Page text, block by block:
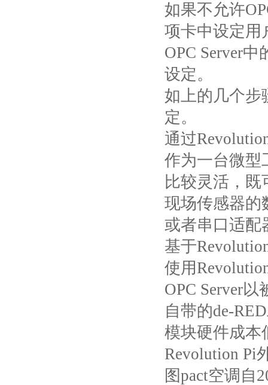
如果不允许
项卡中设定用
OPC Server中
设定。
如上的几个步
定。
通过
作为一台微型
比较灵活，
现场传感器的
或者串口适配
基于
使用
OPC Server以
自带的de-RED
模块硬件成本
Revolution Pi
图pact空调自